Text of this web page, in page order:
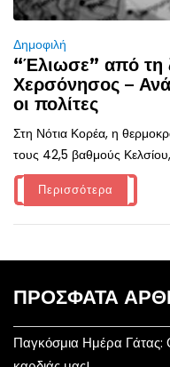
Δημοφιλή
“Έλιωσε” από τη
Χερσόνησος –
οι πολίτες
Στη Νότια Κορέα, η
τους 42,5 βαθμούς
Περισσότερα
ΠΡΌΣΦΑΤΑ
Παγκόσμια Ημέρα Γάτας: